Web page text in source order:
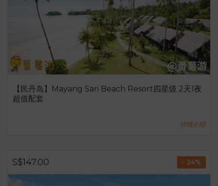
【民丹岛】Mayang Sari Beach Resort四星级 2天1夜
超值配套
详情介绍
S$147.00 - 24%